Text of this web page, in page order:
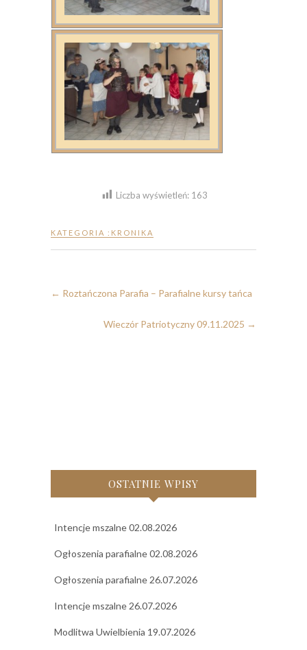
Liczba wyświetleń: 163
KATEGORIA : KRONIKA
← Roztańczona Parafia – Parafialne kursy tańca
Wieczór Patriotyczny 09.11.2025 →
OSTATNIE WPISY
Intencje mszalne 02.08.2026
Ogłoszenia parafialne 02.08.2026
Ogłoszenia parafialne 26.07.2026
Intencje mszalne 26.07.2026
Modlitwa Uwielbienia 19.07.2026